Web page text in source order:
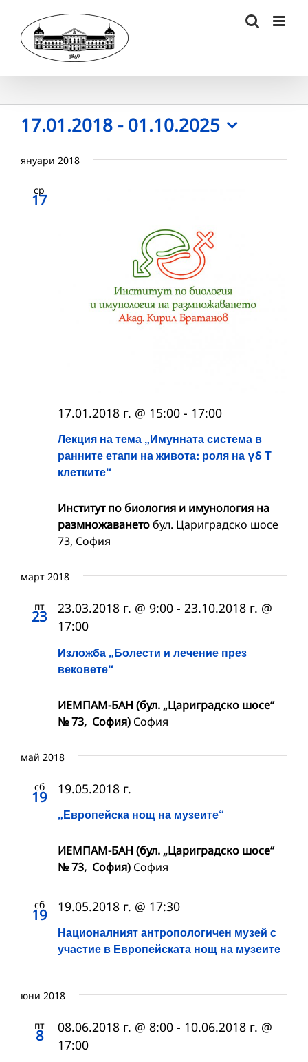
content
Събития
17.01.2018 - 01.10.2025
date.
януари 2018
ср
17
Лекция на тема „Имунната система в
ранните етапи на живота: роля на γδ Т
клетките“
17.01.2018 г. @ 15:00 - 17:00
Институт по биология и имунология на
размножаванетобул. Цариградско шосе
73, София
март 2018
пт
23
Изложба „Болести и лечение през
вековете“
23.03.2018 г. @ 9:00 - 23.10.2018 г. @
17:00
ИЕМПАМ-БАН (бул. „Цариградско шосе“
№ 73, София) София
май 2018
сб
19
„Европейска нощ на музеите“
19.05.2018 г.
ИЕМПАМ-БАН (бул. „Цариградско шосе“
№ 73, София) София
сб
19
Националният антропологичен музей с
участие в Европейската нощ на музеите
19.05.2018 г. @ 17:30
юни 2018
пт
8 08.06.2018 г. @ 8:00 - 10.06.2018 г. @
17:00